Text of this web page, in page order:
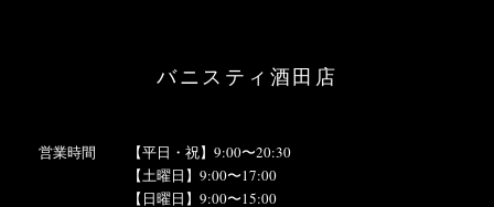
バニスティ酒田店
営業時間
【平日・祝】9:00〜20:30
【土曜日】9:00〜17:00
【日曜日】9:00〜15:00